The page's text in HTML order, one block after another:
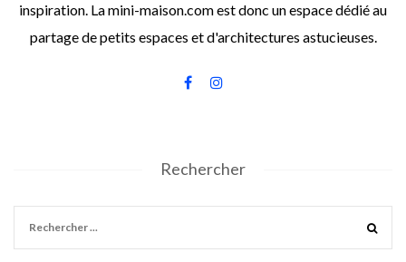
inspiration. La mini-maison.com est donc un espace dédié au
partage de petits espaces et d'architectures astucieuses.
Rechercher